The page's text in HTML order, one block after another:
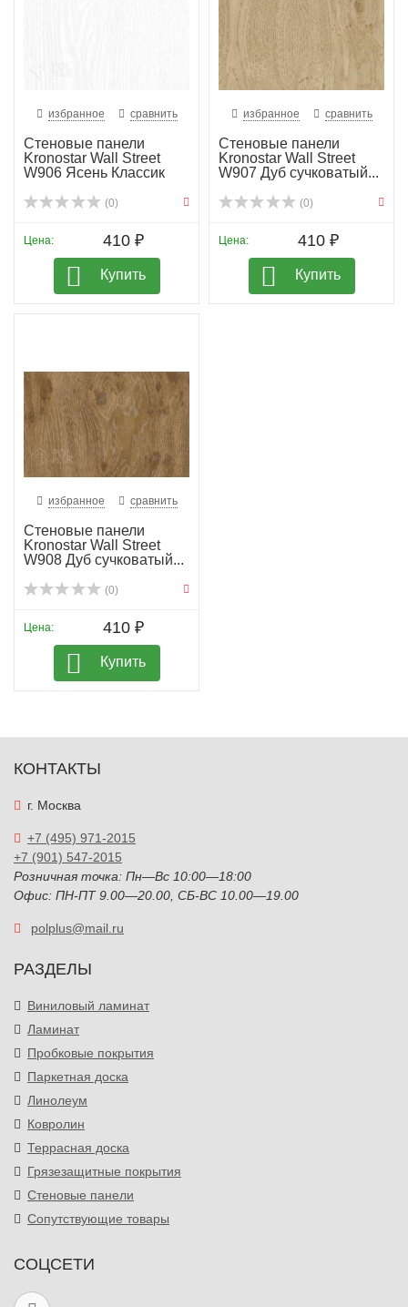
избранное сравнить
Стеновые панели
Kronostar Wall Street
W906 Ясень Классик
(0)
Цена: 410 ₽
Купить
избранное сравнить
Стеновые панели
Kronostar Wall Street
W907 Дуб сучковатый...
(0)
Цена: 410 ₽
Купить
избранное сравнить
Стеновые панели
Kronostar Wall Street
W908 Дуб сучковатый...
(0)
Цена: 410 ₽
Купить
КОНТАКТЫ
г. Москва
+7 (495) 971-2015
+7 (901) 547-2015
Розничная точка: Пн—Вс 10:00—18:00
Офис: ПН-ПТ 9.00—20.00, СБ-ВС 10.00—19.00
polplus@mail.ru
РАЗДЕЛЫ
Виниловый ламинат
Ламинат
Пробковые покрытия
Паркетная доска
Линолеум
Ковролин
Террасная доска
Грязезащитные покрытия
Стеновые панели
Сопутствующие товары
СОЦСЕТИ